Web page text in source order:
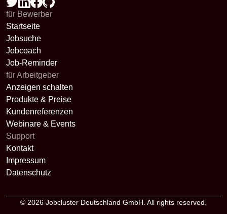
für Bewerber
Startseite
Jobsuche
Jobcoach
Job-Reminder
für Arbeitgeber
Anzeigen schalten
Produkte & Preise
Kundenreferenzen
Webinare & Events
Support
Kontakt
Impressum
Datenschutz
© 2026 Jobcluster Deutschland GmbH. All rights reserved.